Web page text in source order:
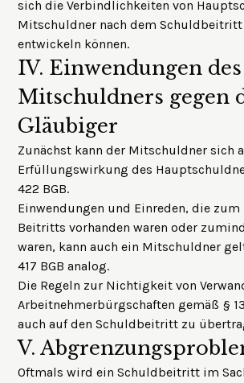
sich die Verbindlichkeiten von
Mitschuldner nach dem
entwickeln können.
IV. Einwendungen des
Mitschuldners gegen
Gläubiger
Zunächst kann der Mitschuldner sich
Erfüllungswirkung des
422 BGB.
Einwendungen und Einreden, die
Beitritts vorhanden waren oder
waren, kann auch ein Mitschuldner
417 BGB analog.
Die Regeln zur Nichtigkeit von
Arbeitnehmerbürgschaften gemäß §
auch auf den Schuldbeitritt zu
V.
Oftmals wird ein Schuldbeitritt im